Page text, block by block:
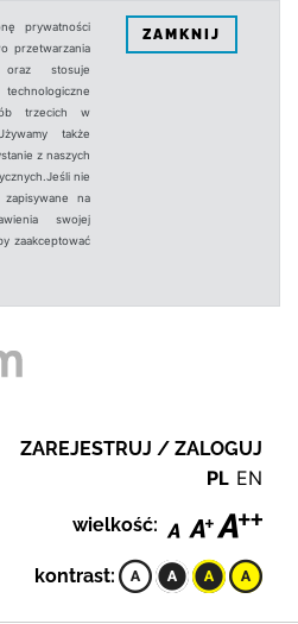
prywatności
przetwarzania
stosuje
trzecich w
także
z naszych
nie
na
swojej
zaakceptować
ZAMKNIJ
ZAREJESTRUJ / ZALOGUJ
PL EN
wielkość:
kontrast: